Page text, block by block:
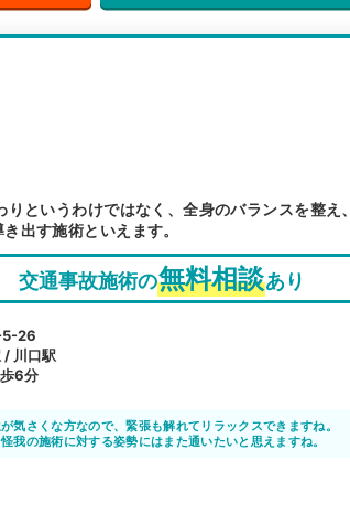
というわけではなく、全身のバランスを整え、
出す施術といえます。
交通事故施術の無料相談あり
5-26
/ 川口駅
6分
気さくな方なので、緊張も解れてリラックスできますね。
我の施術に対する姿勢にはまた通いたいと思えますね。